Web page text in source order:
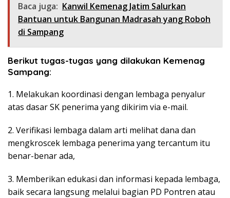
Baca juga: Kanwil Kemenag Jatim Salurkan
Bantuan untuk Bangunan Madrasah yang Roboh
di Sampang
Berikut tugas-tugas yang dilakukan Kemenag
Sampang:
1. Melakukan koordinasi dengan lembaga penyalur
atas dasar SK penerima yang dikirim via e-mail.
2. Verifikasi lembaga dalam arti melihat dana dan
mengkroscek lembaga penerima yang tercantum itu
benar-benar ada,
3. Memberikan edukasi dan informasi kepada lembaga,
baik secara langsung melalui bagian PD Pontren atau